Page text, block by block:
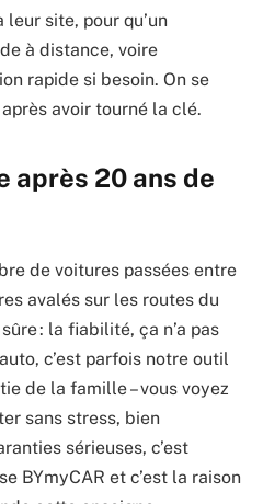
site, pour qu’un
à distance, voire
rapide si besoin. On se
avoir tourné la clé.
après 20 ans de
de voitures passées entre
avalés sur les routes du
: la fiabilité, ça n’a pas
c’est parfois notre outil
de la famille – vous voyez
sans stress, bien
sérieuses, c’est
BYmyCAR et c’est la raison